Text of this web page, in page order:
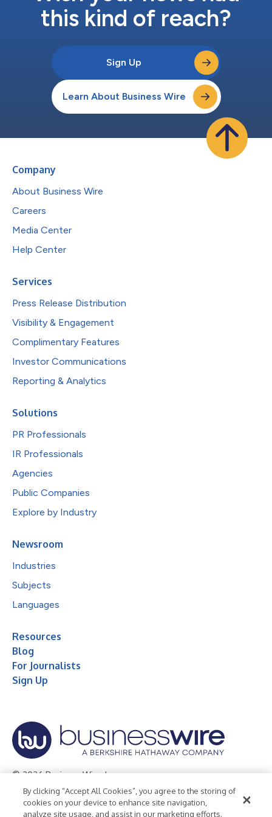
this kind of reach?
Sign Up
Learn About Business Wire
Company
About Business Wire
Careers
Media Center
Help Center
Services
Press Release Distribution
Visibility & Engagement
Complimentary Features
Investor Communications
Reporting & Analytics
Solutions
PR Professionals
IR Professionals
Agencies
Public Companies
Explore by Industry
Newsroom
Industries
Subjects
Languages
Resources
Blog
For Journalists
Sign Up
© 2026 Business Wire, Inc.
Privacy Policy Cookie Policy
Accessibility Statement
By clicking “Accept All Cookies”, you agree to the storing of
cookies on your device to enhance site navigation,
analyze site usage, and assist in our marketing efforts.